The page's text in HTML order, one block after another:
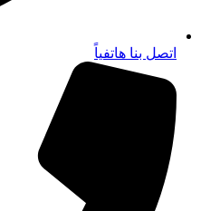
اتصل بنا هاتفياً